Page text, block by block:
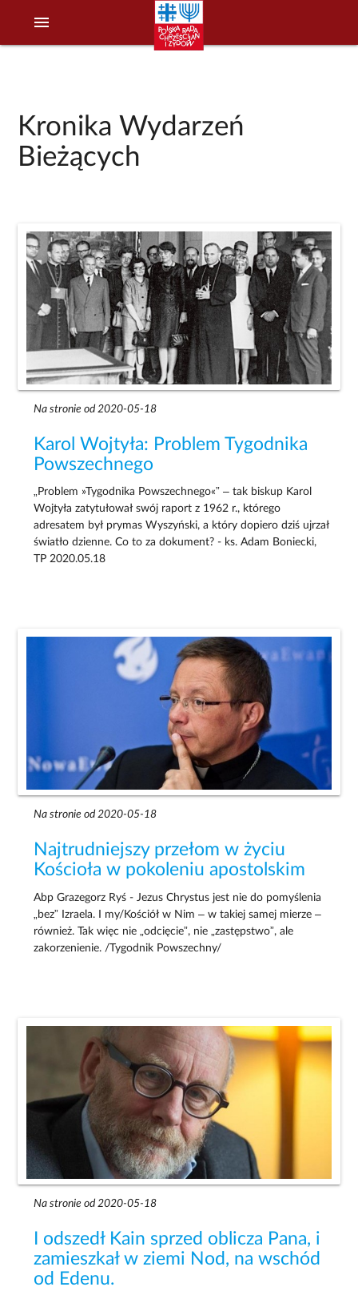
menu
Kronika Wydarzeń
Bieżących
Na stronie od 2020-05-18
Karol Wojtyła: Problem Tygodnika
Powszechnego
„Problem »Tygodnika Powszechnego«” – tak biskup Karol
Wojtyła zatytułował swój raport z 1962 r., którego
adresatem był prymas Wyszyński, a który dopiero dziś ujrzał
światło dzienne. Co to za dokument? - ks. Adam Boniecki,
TP 2020.05.18
Na stronie od 2020-05-18
Najtrudniejszy przełom w życiu
Kościoła w pokoleniu apostolskim
Abp Grazegorz Ryś - Jezus Chrystus jest nie do pomyślenia
„bez” Izraela. I my/Kościół w Nim – w takiej samej mierze –
również. Tak więc nie „odcięcie”, nie „zastępstwo”, ale
zakorzenienie. /Tygodnik Powszechny/
Na stronie od 2020-05-18
I odszedł Kain sprzed oblicza Pana, i
zamieszkał w ziemi Nod, na wschód
od Edenu.